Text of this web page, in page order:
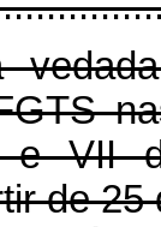
VII
de